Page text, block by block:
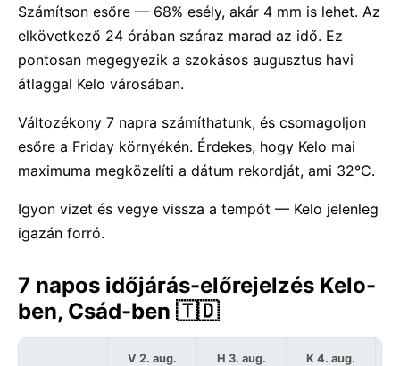
Számítson esőre — 68% esély, akár 4 mm is lehet. Az
elkövetkező 24 órában száraz marad az idő. Ez
pontosan megegyezik a szokásos augusztus havi
átlaggal Kelo városában.
Változékony 7 napra számíthatunk, és csomagoljon
esőre a Friday környékén. Érdekes, hogy Kelo mai
maximuma megközelíti a dátum rekordját, ami 32°C.
Igyon vizet és vegye vissza a tempót — Kelo jelenleg
igazán forró.
7 napos időjárás-előrejelzés Kelo-
ben, Csád-ben 🇹🇩
V 2. aug. H 3. aug. K 4. aug.